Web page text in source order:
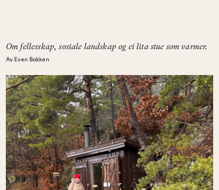
Om fellesskap, sosiale landskap og ei lita stue som varmer.
Av Even Bakken